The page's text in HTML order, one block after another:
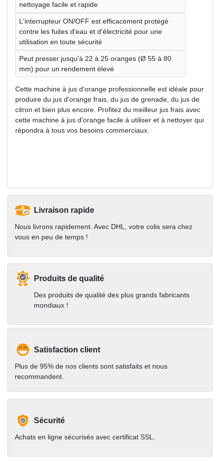
nettoyage facile et rapide
L'interrupteur ON/OFF est efficacement protégé
contre les fuites d'eau et d'électricité pour une
utilisation en toute sécurité
Peut presser jusqu'à 22 à 25 oranges (Ø 55 à 80
mm) pour un rendement élevé
Cette machine à jus d'orange professionnelle est idéale pour
produire du jus d'orange frais, du jus de grenade, du jus de
citron et bien plus encore. Profitez du meilleur jus frais avec
cette machine à jus d'orange facile à utiliser et à nettoyer qui
répondra à tous vos besoins commerciaux.
Livraison rapide
Nous livrons rapidement. Avec DHL, votre colis sera chez
vous en peu de temps !
Produits de qualité
Des produits de qualité des plus grands fabricants
mondiaux !
Satisfaction client
Plus de 95% de nos clients sont satisfaits et nous
recommandent.
Sécurité
Achats en ligne sécurisés avec certificat SSL.